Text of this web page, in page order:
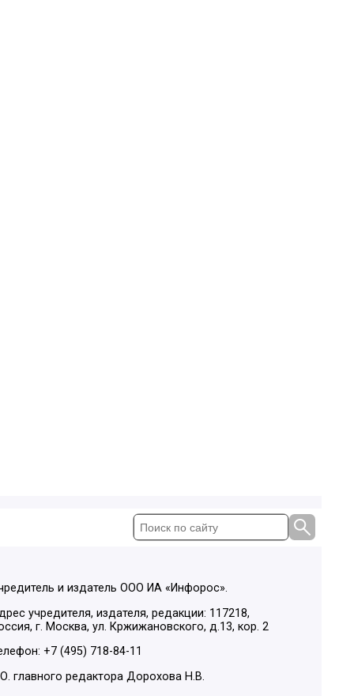
и издатель ООО ИА «Инфорос».
учредителя, издателя, редакции: 117218,
г. Москва, ул. Кржижановского, д.13, кор. 2
+7 (495) 718-84-11
главного редактора Дорохова Н.В.